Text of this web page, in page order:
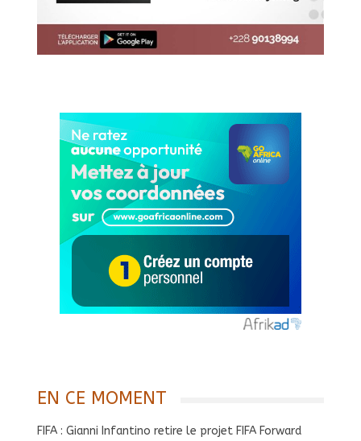
EN CE MOMENT
FIFA : Gianni Infantino retire le projet FIFA Forward